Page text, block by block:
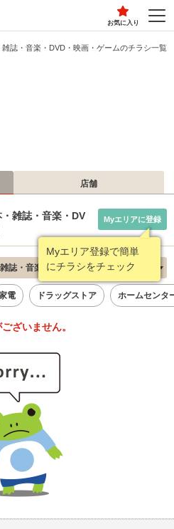
お気に入り
雑誌・音楽・DVD・映画・ゲームのチラシ一覧
店舗
雑誌・音楽・DV
Myエリア登録で簡単
にチラシをチェック
Myエリアに登録
・音楽・DVD・映画・ゲーム 新着順
電 ドラッグストア ホームセンタ
ざいません。